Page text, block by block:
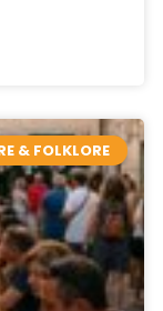
& FOLKLORE